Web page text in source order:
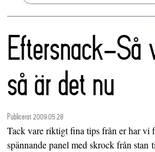
Eftersnack-Så
så är det nu
Publicerat 2009.05.28
Tack vare riktigt fina tips från er har vi
spännande panel med skrock från stan